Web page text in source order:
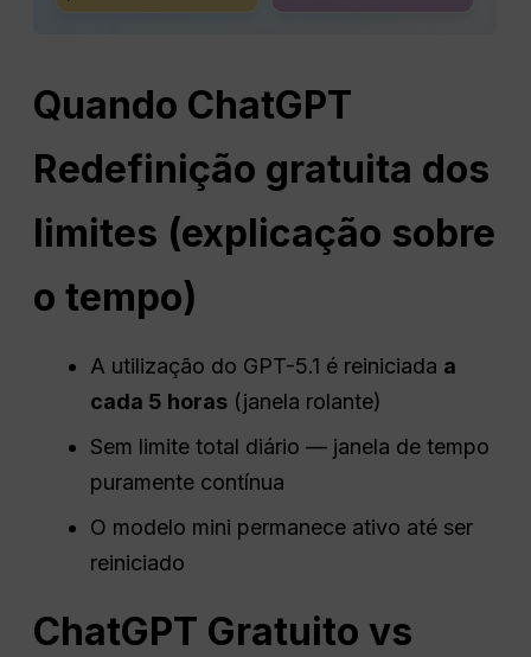
Quando ChatGPT
Redefinição gratuita dos
limites (explicação sobre
o tempo)
A utilização do GPT-5.1 é reiniciada a
cada 5 horas (janela rolante)
Sem limite total diário — janela de tempo
puramente contínua
O modelo mini permanece ativo até ser
reiniciado
ChatGPT Gratuito vs